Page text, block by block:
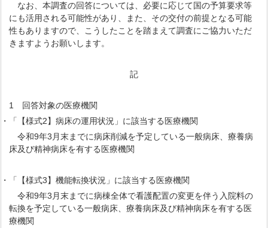
なお、本調査の回答については、必要に応じて国の予算要求等
にも活用される可能性があり、また、その交付の前提となる可能
性もありますので、こうしたことを踏まえて調査にご協力いただ
きますようお願いします。
記
1 回答対象の医療機関
【様式2】病床の運用状況」に該当する医療機関
和9年3月末までに病床削減を予定している一般病床、療養病
床及び精神病床を有する医療機関
【様式3】機能転換状況」に該当する医療機関
和9年3月末までに病棟全体で看護配置の変更を伴う入院料の
転換を予定している一般病床、療養病床及び精神病床を有する医
療機関